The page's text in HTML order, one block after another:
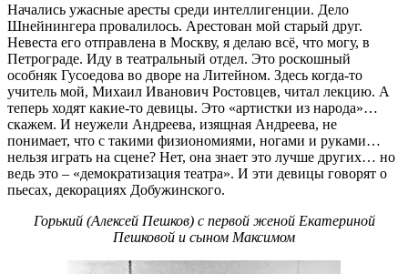
Начались ужасные аресты среди интеллигенции. Дело
Шнейнингера провалилось. Арестован мой старый друг.
Невеста его отправлена в Москву, я делаю всё, что могу, в
Петрограде. Иду в театральный отдел. Это роскошный
особняк Гусоедова во дворе на Литейном. Здесь когда-то
учитель мой, Михаил Иванович Ростовцев, читал лекцию. А
теперь ходят какие-то девицы. Это «артистки из народа»…
скажем. И неужели Андреева, изящная Андреева, не
понимает, что с такими физиономиями, ногами и руками…
нельзя играть на сцене? Нет, она знает это лучше других… но
ведь это – «демократизация театра». И эти девицы говорят о
пьесах, декорациях Добужинского.
Горький (Алексей Пешков) с первой женой Екатериной
Пешковой и сыном Максимом